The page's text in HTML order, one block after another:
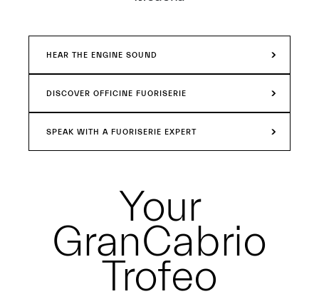
HEAR THE ENGINE SOUND
DISCOVER OFFICINE FUORISERIE
SPEAK WITH A FUORISERIE EXPERT
Your
GranCabrio
Trofeo